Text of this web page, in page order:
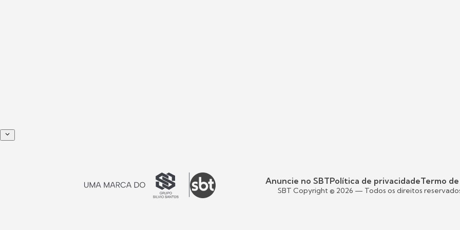
Anuncie no SBTPolítica de privacidadeTermo de
SBT Copyright © 2026 — Todos os direitos